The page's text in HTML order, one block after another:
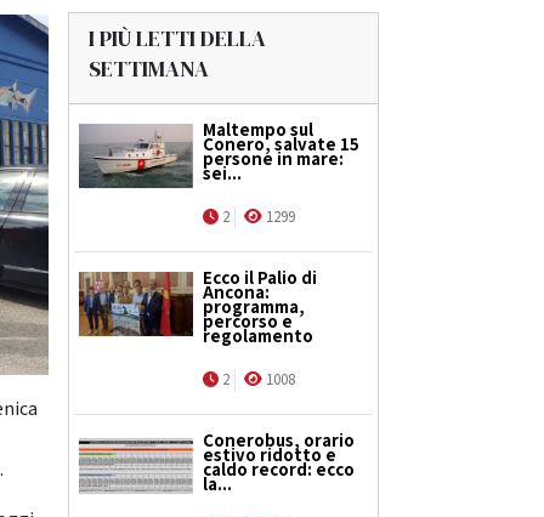
I PIÙ LETTI DELLA
SETTIMANA
Maltempo sul
Conero, salvate 15
persone in mare:
sei...
2 1299
Ecco il Palio di
Ancona:
programma,
percorso e
regolamento
2 1008
Conerobus, orario
estivo ridotto e
caldo record: ecco
la...